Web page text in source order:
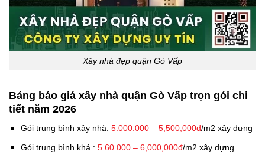
Xây nhà đẹp quận Gò Vấp
Bảng báo giá xây nhà quận Gò Vấp trọn gói chi
tiết năm 2026
Gói trung bình xây nhà: 5.000.000 – 5,500,000đ/m2 xây dựng
Gói trung bình khá : 5.60.000 – 6,000,000đ/m2 xây dựng